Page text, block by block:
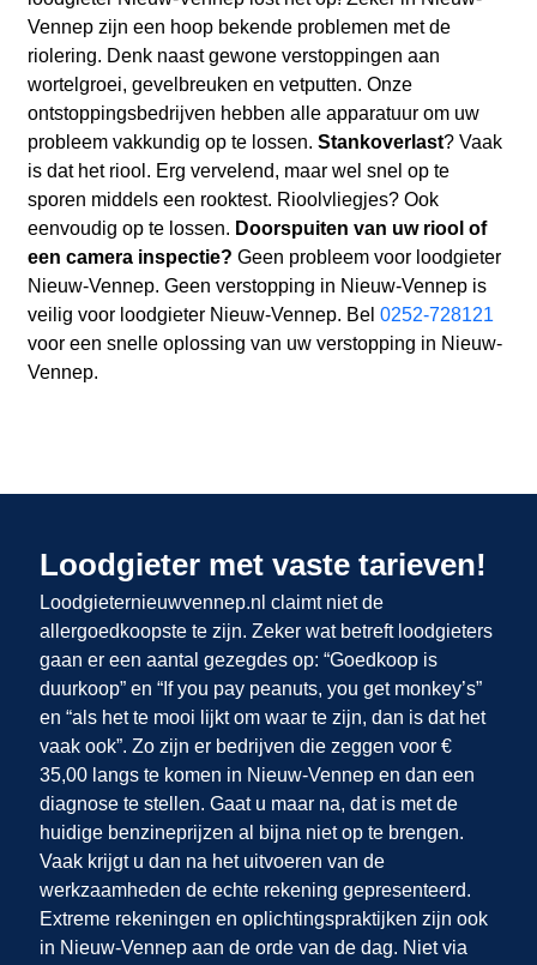
Vennep zijn een hoop bekende problemen met de
riolering. Denk naast gewone verstoppingen aan
wortelgroei, gevelbreuken en vetputten. Onze
ontstoppingsbedrijven hebben alle apparatuur om uw
probleem vakkundig op te lossen. Stankoverlast? Vaak
is dat het riool. Erg vervelend, maar wel snel op te
sporen middels een rooktest. Rioolvliegjes? Ook
eenvoudig op te lossen. Doorspuiten van uw riool of
een camera inspectie? Geen probleem voor loodgieter
Nieuw-Vennep. Geen verstopping in Nieuw-Vennep is
veilig voor loodgieter Nieuw-Vennep. Bel 0252-728121
voor een snelle oplossing van uw verstopping in Nieuw-
Vennep.
Loodgieter met vaste tarieven!
Loodgieternieuwvennep.nl claimt niet de
allergoedkoopste te zijn. Zeker wat betreft loodgieters
gaan er een aantal gezegdes op: “Goedkoop is
duurkoop” en “If you pay peanuts, you get monkey’s”
en “als het te mooi lijkt om waar te zijn, dan is dat het
vaak ook”. Zo zijn er bedrijven die zeggen voor €
35,00 langs te komen in Nieuw-Vennep en dan een
diagnose te stellen. Gaat u maar na, dat is met de
huidige benzineprijzen al bijna niet op te brengen.
Vaak krijgt u dan na het uitvoeren van de
werkzaamheden de echte rekening gepresenteerd.
Extreme rekeningen en oplichtingspraktijken zijn ook
in Nieuw-Vennep aan de orde van de dag. Niet via